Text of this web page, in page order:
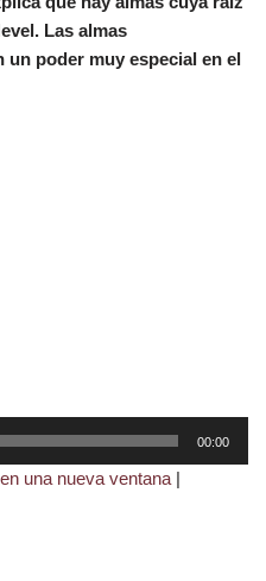
Las almas
un poder muy especial en el
00:00
una nueva ventana |